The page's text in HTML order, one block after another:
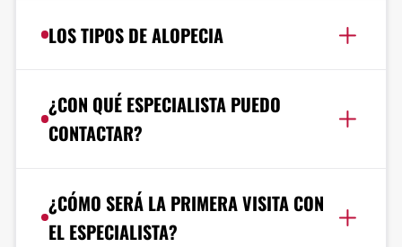
LOS TIPOS DE ALOPECIA
¿CON QUÉ ESPECIALISTA PUEDO
CONTACTAR?
¿CÓMO SERÁ LA PRIMERA VISITA CON
EL ESPECIALISTA?